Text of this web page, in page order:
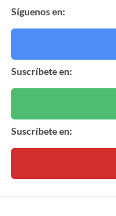
Síguenos en:
Suscríbete en:
Suscríbete en: